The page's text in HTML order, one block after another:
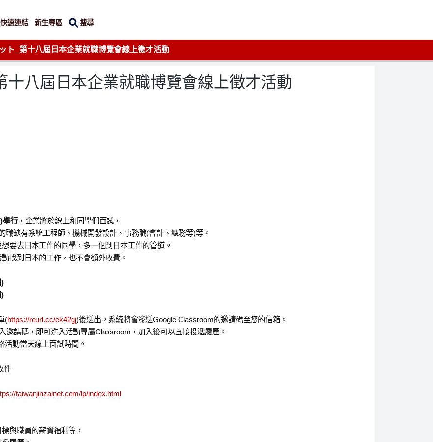
快速連結 新生專區 搜尋
ト_第十八屆日本企業就職博覽會線上徵才活動
十八屆日本企業就職博覽會線上徵才活動
舉行，企業將於線上和同學們面試，
缺有系統工程師、機械開發設計、事務職(會計、總務等)等。
要去日本工作的同學，多一個到日本工作的管道。
找到日本的工作，也不會額外收費。
)
)
(https://reurl.cc/ek42gj)後送出，系統將會發送Google Classroom的邀請碼至您的信箱。
邀請碼，即可進入活動專屬Classroom，加入後可以直接投遞履歷。
活動當天線上面試時間。
件
taiwanjinzainet.com/lp/index.html
與職員的薪資福利等，